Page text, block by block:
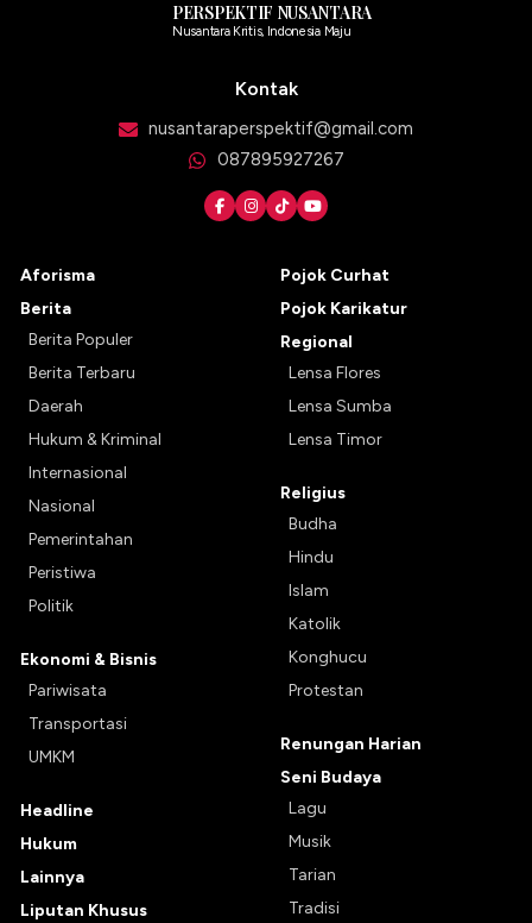
PERSPEKTIF NUSANTARA
Nusantara Kritis, Indonesia Maju
Kontak
nusantaraperspektif@gmail.com
087895927267
Aforisma
Berita
Berita Populer
Berita Terbaru
Daerah
Hukum & Kriminal
Internasional
Nasional
Pemerintahan
Peristiwa
Politik
Ekonomi & Bisnis
Pariwisata
Transportasi
UMKM
Headline
Hukum
Lainnya
Liputan Khusus
Pojok Curhat
Pojok Karikatur
Regional
Lensa Flores
Lensa Sumba
Lensa Timor
Religius
Budha
Hindu
Islam
Katolik
Konghucu
Protestan
Renungan Harian
Seni Budaya
Lagu
Musik
Tarian
Tradisi